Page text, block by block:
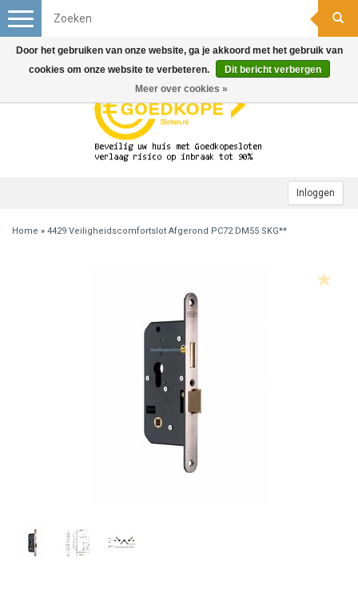
Inloggen
Toggle
navigation
Home » 4429 Veiligheidscomfortslot Afgerond PC72 DM55 SKG**
Door het gebruiken van onze website, ga je akkoord met het gebruik van
cookies om onze website te verbeteren.
Dit bericht verbergen
Meer over cookies »